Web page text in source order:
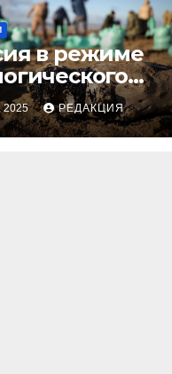
в режиме
2025 РЕДАКЦИЯ